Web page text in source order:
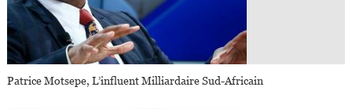
Patrice Motsepe, L’influent Milliardaire Sud-Africain